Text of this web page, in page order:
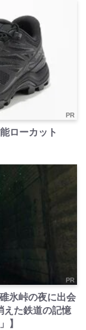
PR
ローカット
PR
氷峠の夜に出会
えた鉄道の記憶
】